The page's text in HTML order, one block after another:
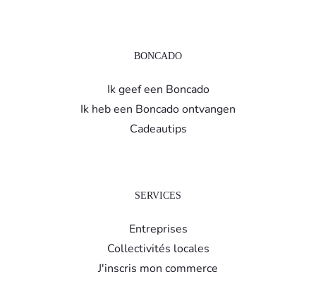
BONCADO
Ik geef een Boncado
Ik heb een Boncado ontvangen
Cadeautips
SERVICES
Entreprises
Collectivités locales
J'inscris mon commerce